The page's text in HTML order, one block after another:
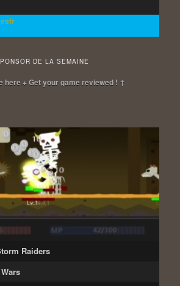
DE LA SEMAINE
here + Get your game reviewed ! ↑
Raiders